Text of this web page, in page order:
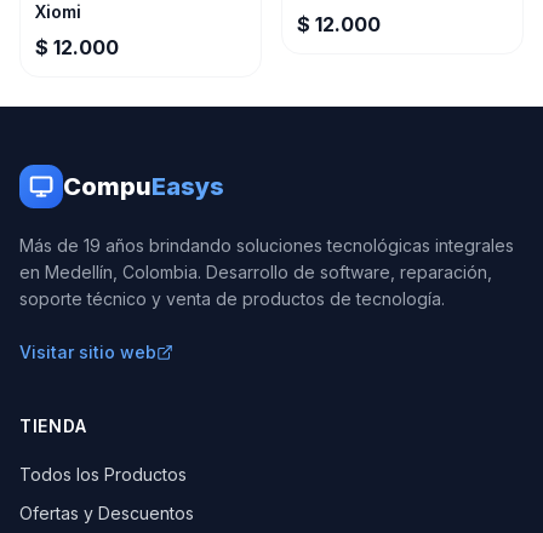
Xiomi
$ 12.000
$ 12.000
CompuEasys
Más de 19 años brindando soluciones tecnológicas integrales
en Medellín, Colombia. Desarrollo de software, reparación,
soporte técnico y venta de productos de tecnología.
Visitar sitio web
TIENDA
Todos los Productos
Ofertas y Descuentos